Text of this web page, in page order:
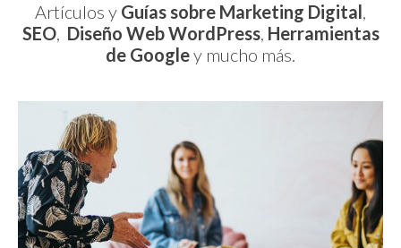
Artículos y Guías sobre Marketing Digital,
SEO, Diseño Web WordPress, Herramientas
de Googley mucho más.